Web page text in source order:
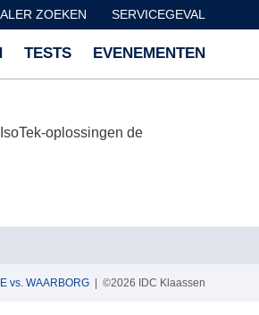
ZOEKEN SERVICEGEVAL
TESTS EVENEMENTEN
oplossingen de
vs. WAARBORG | ©2026 IDC Klaassen